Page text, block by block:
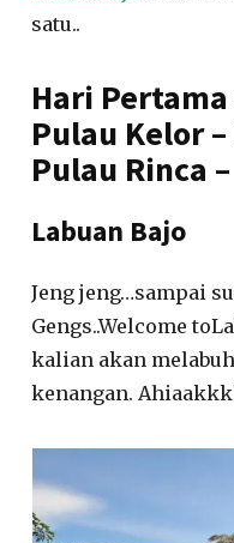
satu..
Hari
Pulau Kelor
Pulau Rinca
Labuan Bajo
Jeng jeng…sampai
Gengs..Welcome
kalian akan
kenangan.